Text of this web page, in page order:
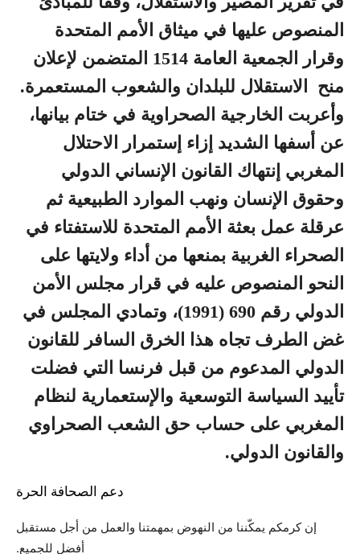
المنصوص عليها في ميثاق الأمم المتحدة
وقرار الجمعية العامة 1514 المتضمن لإعلان
منح الاستقلال للبلدان والشعوب المستعمرة.
وأعربت الخارجية الصحراوية في ختام بيانها،
عن أسفها الشديد إزاء إستمرار الاحتلال
المغربي إنتهاك القانون الإنساني الدولي
وحقوق الإنسان ونهب الموارد الطبيعية ثم
عرقلة عمل بعثة الأمم المتحدة للاستفتاء في
الصحراء الغربية بمنعها من أداء ولايتها على
النحو المنصوص عليه في قرار مجلس الأمن
الدولي رقم 690 (1991)، وتمادي المجلس في
غض الطرف تجاه هذا الخرق السافر للقانون
الدولي المدعوم من قبل فرنسا التي فضلت
تأييد السياسة التوسعية والإستعمارية لنظام
المغربي على حساب حق الشعب الصحراوي
والقانون الدولي.
دعم الصحافة الحرة
إن كرمكم يمكّننا من النهوض بمهمتنا والعمل من أجل مستقبل
أفضل للجميع.